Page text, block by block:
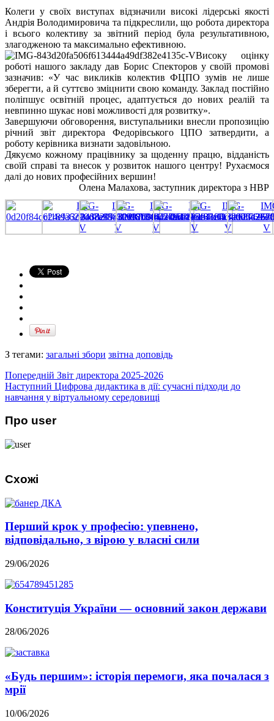
Колеги у своїх виступах відзначили високі лідерські якості
Андрія Володимировича та підкреслили, що робота директора
і всього колективу за звітний період була результативною,
злагодженою та максимально ефективною.
Високу оцінку
роботі нашого закладу дав Борис Спекторов у своїй промові
зазначив: «У час викликів колектив ФЦПО зумів не лише
зберегти, а й суттєво зміцнити свою команду. Заклад постійно
поліпшує освітній процес, адаптується до нових реалій та
невпинно шукає нові можливості для розвитку».
Завершуючи обговорення, виступальники внесли пропозицію
річний звіт директора Федорівського ЦПО затвердити, а
роботу керівника визнати задовільною.
Дякуємо кожному працівнику за щоденну працю, відданість
своїй справі та внесок у розвиток нашого центру! Рухаємося
далі до нових професійних вершин!
Олена Малахова, заступник директора з НВР
З тегами: загальні збори звітна доповідь
Попередній Звіт директора 2025-2026
Наступний Цифрова дидактика в дії: сучасні підходи до
навчання у віртуальному середовищі
Про user
Схожі
Перший крок у професію: упевнено,
відповідально, з вірою у власні сили
29/06/2026
Конституція України — основний закон держави
28/06/2026
«Будь першим»: історія перемоги, яка почалася з
мрії
10/06/2026